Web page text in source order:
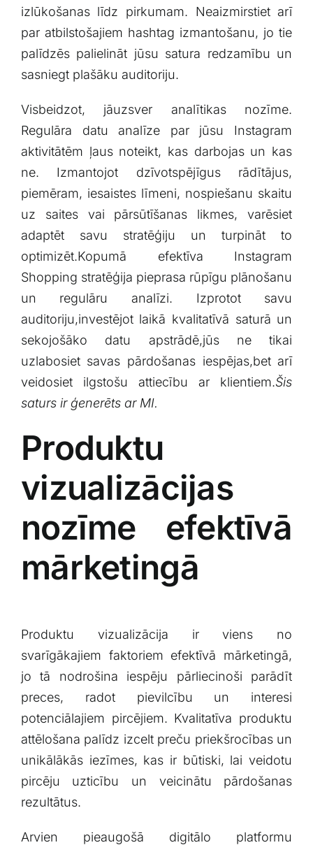
izlūkošanas līdz pirkumam. Neaizmirstiet arī
par atbilstošajiem hashtag izmantošanu, jo tie
palīdzēs ‌palielināt jūsu satura redzamību un
sasniegt ⁤plašāku auditoriju.
Visbeidzot, jāuzsver analītikas ‌nozīme.
Regulāra datu analīze par jūsu Instagram
⁣aktivitātēm ļaus noteikt, kas darbojas un kas
ne. Izmantojot​ dzīvotspējīgus rādītājus,
piemēram, iesaistes ⁢līmeni, nospiešanu⁤ skaitu
uz saites vai pārsūtīšanas likmes, varēsiet
adaptēt⁣ savu stratēģiju un turpināt to
optimizēt.Kopumā efektīva Instagram
Shopping stratēģija pieprasa rūpīgu plānošanu
un regulāru analīzi. Izprotot savu
auditoriju,investējot laikā kvalitatīvā saturā un
sekojošāko datu apstrādē,jūs ne tikai
uzlabosiet savas pārdošanas iespējas,bet arī
veidosiet ilgstošu attiecību ar klientiem.Šis
saturs ir ģenerēts ar MI.
Produktu
vizualizācijas⁤
nozīme efektīvā
mārketingā
Produktu vizualizācija ir viens no
svarīgākajiem faktoriem efektīvā mārketingā,
jo tā nodrošina iespēju pārliecinoši parādīt
preces, radot‍ pievilcību un interesi
potenciālajiem pircējiem. Kvalitatīva produktu
attēlošana⁢ palīdz izcelt preču priekšrocības un
unikālākās iezīmes, kas ir būtiski, lai veidotu
pircēju ‍uzticību⁣ un veicinātu pārdošanas
rezultātus.
Arvien pieaugošā digitālo platformu